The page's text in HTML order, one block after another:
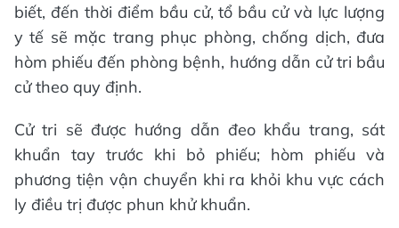
biết, đến thời điểm bầu cử, tổ bầu cử và lực lượng
y tế sẽ mặc trang phục phòng, chống dịch, đưa
hòm phiếu đến phòng bệnh, hướng dẫn cử tri bầu
cử theo quy định.
Cử tri sẽ được hướng dẫn đeo khẩu trang, sát
khuẩn tay trước khi bỏ phiếu; hòm phiếu và
phương tiện vận chuyển khi ra khỏi khu vực cách
ly điều trị được phun khử khuẩn.